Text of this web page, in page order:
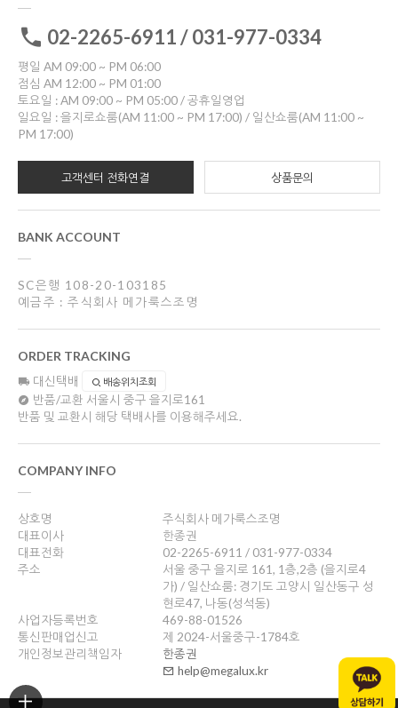
02-2265-6911 / 031-977-0334
평일 AM 09:00 ~ PM 06:00
점심 AM 12:00 ~ PM 01:00
토요일 : AM 09:00 ~ PM 05:00 / 공휴일영업
일요일 : 을지로쇼룸(AM 11:00 ~ PM 17:00) / 일산쇼룸(AM 11:00 ~
PM 17:00)
고객센터 전화연결 상품문의
BANK ACCOUNT
SC은행 108-20-103185
예금주 : 주식회사 메가룩스조명
ORDER TRACKING
대신택배 배송위치조회
반품/교환 서울시 중구 을지로161
반품 및 교환시 해당 택배사를 이용해주세요.
COMPANY INFO
상호명
주식회사 메가룩스조명
대표이사
한종권
대표전화
02-2265-6911 / 031-977-0334
주소
서울 중구 을지로 161, 1층,2층 (을지로4
가) / 일산쇼룸: 경기도 고양시 일산동구 성
현로47, 나동(성석동)
사업자등록번호
469-88-01526
통신판매업신고
제 2024-서울중구-1784호
개인정보관리책임자
한종권
help@megalux.kr